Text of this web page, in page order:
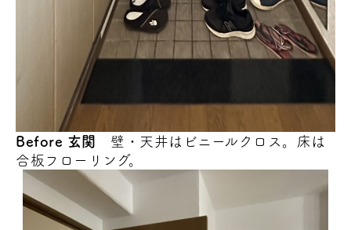
Before 玄関 壁・天井はビニールクロス。床は
合板フローリング。